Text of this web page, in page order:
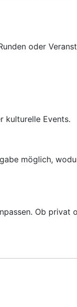
oder
kulturelle Events.
möglich,
Ob privat